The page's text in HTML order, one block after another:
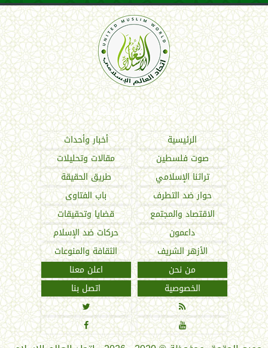
اتحاد العالم الإسلامي
الرئيسية
أخبار وأحداث
صوت فلسطين
مقالات وتحليلات
تراثنا الإسلامي
طريق الحقيقة
حوار ضد التطرف
باب الفتاوى
الاقتصاد والمجتمع
قضايا وتحقيقات
داعمون
حركات ضد الإسلام
الأزهر الشريف
الثقافة والمنوعات
من نحن
اعلن معنا
الخصوصية
اتصل بنا



